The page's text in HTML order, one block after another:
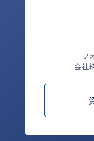
フ
会社